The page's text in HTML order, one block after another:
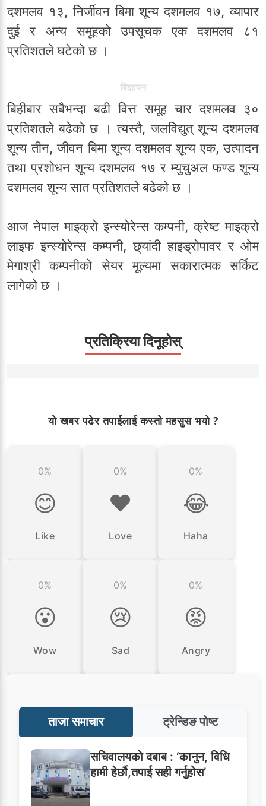
दशमलव १३, निर्जीवन बिमा शून्य दशमलव १७, व्यापार
दुई र अन्य समूहको उपसूचक एक दशमलव ८१
प्रतिशतले घटेको छ ।
बिज्ञापन
बिहीबार सबैभन्दा बढी वित्त समूह चार दशमलव ३०
प्रतिशतले बढेको छ । त्यस्तै, जलविद्युत् शून्य दशमलव
शून्य तीन, जीवन बिमा शून्य दशमलव शून्य एक, उत्पादन
तथा प्रशोधन शून्य दशमलव १७ र म्युचुअल फण्ड शून्य
दशमलव शून्य सात प्रतिशतले बढेको छ ।
आज नेपाल माइक्रो इन्स्योरेन्स कम्पनी, क्रेष्ट माइक्रो
लाइफ इन्स्योरेन्स कम्पनी, छ्यांदी हाइड्रोपावर र ओम
मेगाश्री कम्पनीको सेयर मूल्यमा सकारात्मक सर्किट
लागेको छ ।
प्रतिक्रिया दिनूहोस्
यो खबर पढेर तपाईलाई कस्तो महसुस भयो ?
0%
😊
Like
0%
❤️
Love
0%
😂
Haha
0%
😮
Wow
0%
😢
Sad
0%
😡
Angry
ताजा समाचार ट्रेन्डिङ पोष्ट
सचिवालयको दबाब : ‘कानुन, विधि
हामी हेर्छौ,तपाई सही गर्नुहोस’